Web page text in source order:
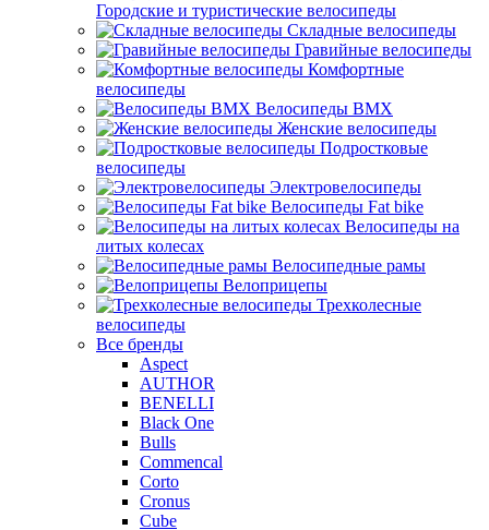
Городские и туристические велосипеды
Складные велосипеды
Гравийные велосипеды
Комфортные
велосипеды
Велосипеды BMX
Женские велосипеды
Подростковые
велосипеды
Электровелосипеды
Велосипеды Fat bike
Велосипеды на
литых колесах
Велосипедные рамы
Велоприцепы
Трехколесные
велосипеды
Все бренды
Aspect
AUTHOR
BENELLI
Black One
Bulls
Commencal
Corto
Cronus
Cube